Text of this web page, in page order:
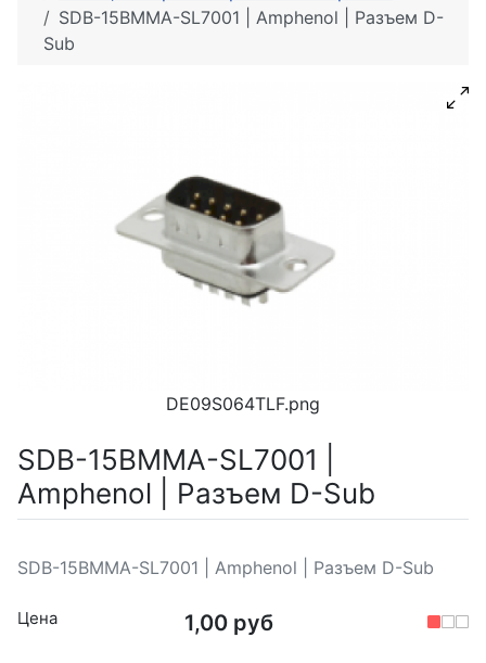
SDB-15BMMA-SL7001 | Amphenol | Разъем D-
Sub
DE09S064TLF.png
SDB-15BMMA-SL7001 |
Amphenol | Разъем D-Sub
SDB-15BMMA-SL7001 | Amphenol | Разъем D-Sub
Цена 1,00 руб